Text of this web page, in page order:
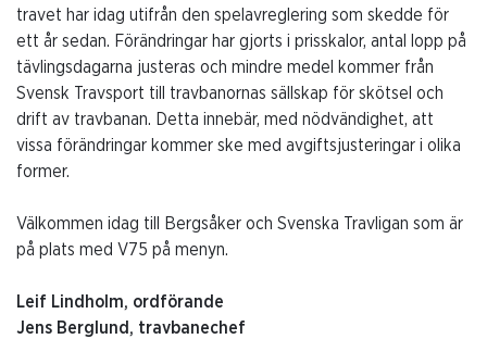
travet har idag utifrån den spelavreglering som skedde för
ett år sedan. Förändringar har gjorts i prisskalor, antal lopp på
tävlingsdagarna justeras och mindre medel kommer från
Svensk Travsport till travbanornas sällskap för skötsel och
drift av travbanan. Detta innebär, med nödvändighet, att
vissa förändringar kommer ske med avgiftsjusteringar i olika
former.
Välkommen idag till Bergsåker och Svenska Travligan som är
på plats med V75 på menyn.
Leif Lindholm, ordförande
Jens Berglund, travbanechef